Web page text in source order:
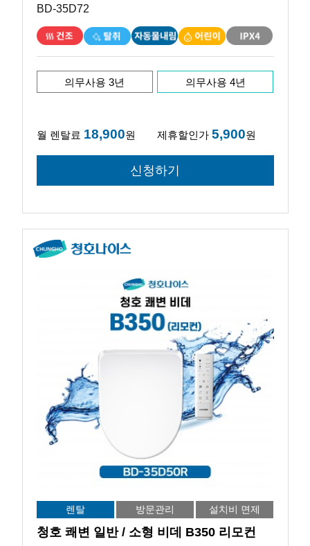
BD-35D72
의무사용 3년 의무사용 4년
월 렌탈료 18,900원 제휴할인가5,900원
렌탈 방문관리 설치비 면제
청호 쾌변 일반 / 소형 비데 B350 리모컨